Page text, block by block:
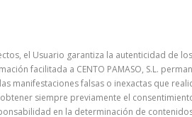
el Usuario garantiza la autenticidad de
facilitada a CENTO PAMASO, S.L.
manifestaciones falsas o inexactas que
siempre previamente el
en la determinación de